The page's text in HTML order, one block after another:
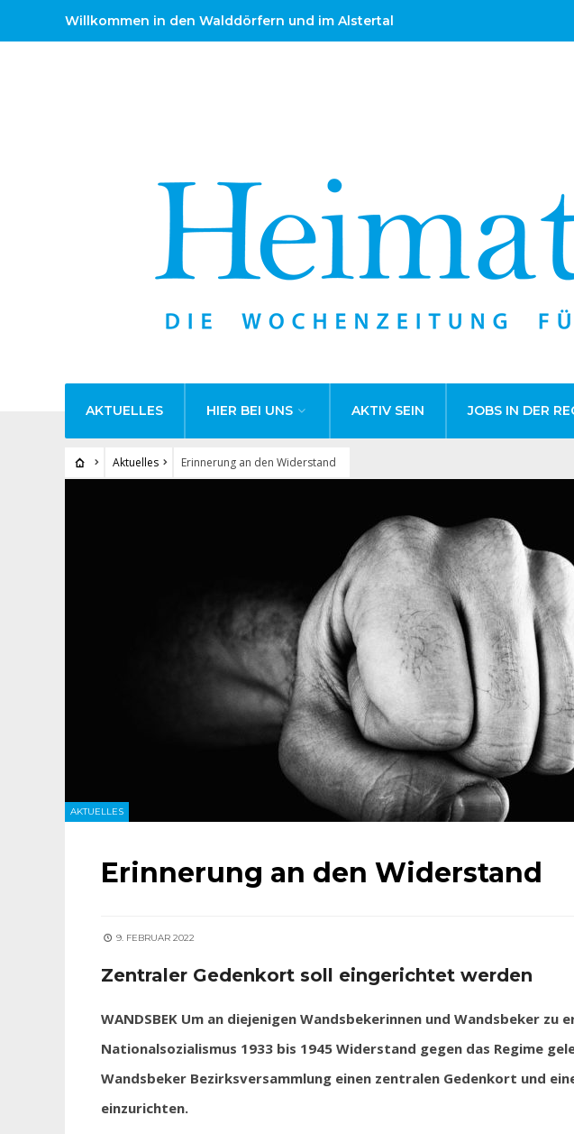
Willkommen in den Walddörfern und im Alstertal
AKTUELLES HIER BEI UNS AKTIV SEIN JOBS IN DER
Aktuelles Erinnerung an den Widerstand
AKTUELLES
Erinnerung an den Widerstand
9. FEBRUAR 2022
Zentraler Gedenkort soll eingerichtet werden
WANDSBEK Um an diejenigen Wandsbekerinnen und Wandsbeker zu
Nationalsozialismus 1933 bis 1945 Widerstand gegen das Regime
Wandsbeker Bezirksversammlung einen zentralen Gedenkort und
einzurichten.